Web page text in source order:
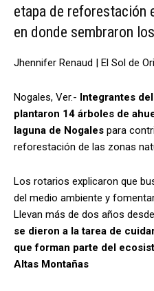
etapa de reforestación
en donde sembraron
Jhennifer Renaud | El Sol de
Nogales, Ver.- Integrantes
plantaron 14 árboles de
laguna de Nogales para
reforestación de las zonas
Los rotarios explicaron que
del medio ambiente y
Llevan más de dos años
se dieron a la tarea de
que forman parte del
Altas Montañas